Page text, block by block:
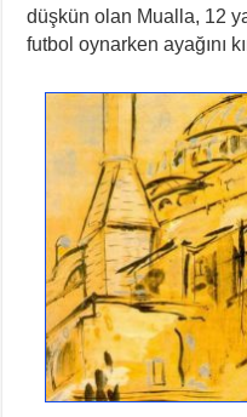
düşkün olan Mualla, 12
futbol oynarken ayağını